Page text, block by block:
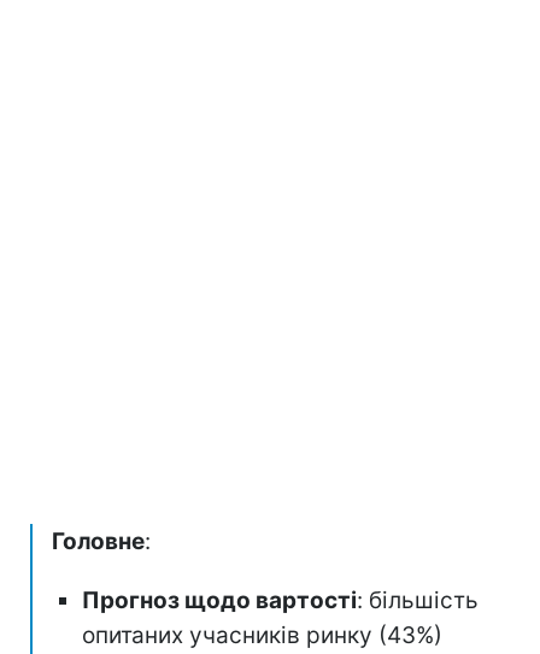
Головне:
Прогноз щодо вартості: більшість
опитаних учасників ринку (43%)